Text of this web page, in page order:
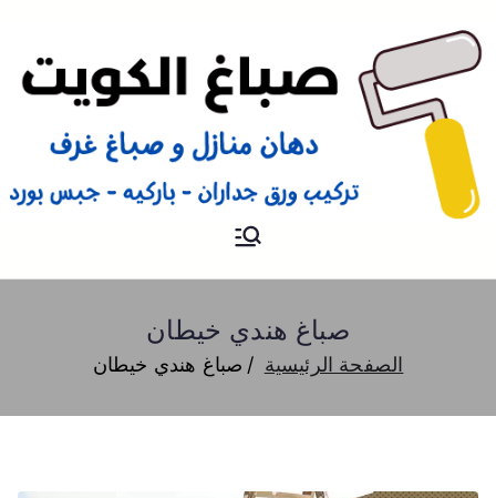
صباغ
صباغ هندي خيطان
الصفحة الرئيسية صباغ هندي خيطان